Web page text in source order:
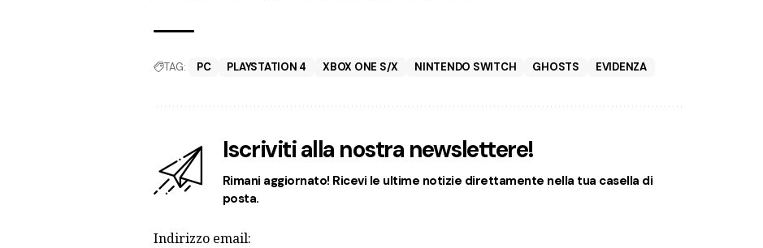
TAG: PC PLAYSTATION 4 XBOX ONE S/X NINTENDO SWITCH GHOSTS EVIDENZA
Iscriviti alla nostra newslettere!
Rimani aggiornato! Ricevi le ultime notizie direttamente nella tua casella di
posta.
Indirizzo email: